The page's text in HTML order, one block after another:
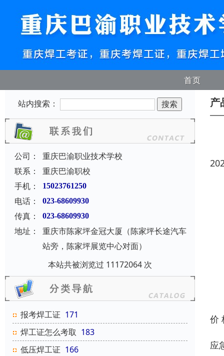
首页
站内搜索：
公司：
重庆巴渝职业技术学校
联系：
重庆巴渝职校
手机：
15023761250
电话： 023-68609930
传真： 023-68609930
地址：
重庆市陈家坪金冠大厦（陈家坪长途汽车
站旁，陈家坪展览中心对面）
本站共被浏览过 11172064 次
报考焊工证 171
焊工证怎么考取 183
低压焊工证 166
产
价
应